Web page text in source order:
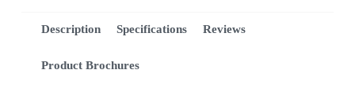
Description Specifications Reviews
Product Brochures